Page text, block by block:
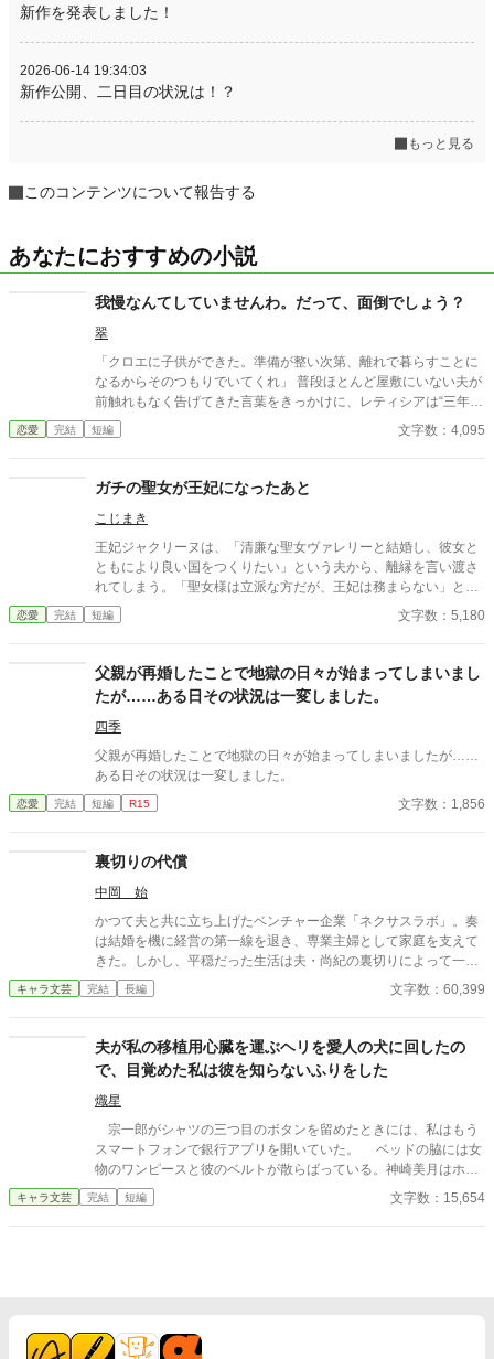
新作を発表しました！
2026-06-14 19:34:03
新作公開、二日目の状況は！？
もっと見る
このコンテンツについて報告する
あなたにおすすめの小説
我慢なんてしていませんわ。だって、面倒でしょう？
翠
「クロエに子供ができた。準備が整い次第、離れで暮らすことに
なるからそのつもりでいてくれ」 普段ほとんど屋敷にいない夫が
前触れもなく告げてきた言葉をきっかけに、レティシアは“三年
間”の契約を終わらせることにした。 赤の他人を屋敷に迎えるこ
とはしない。 不要なものに感情を砕く理由などない。 「だって、
切り捨ててしまいましょう。
恋愛 完結 短編 文字数：4,095
ガチの聖女が王妃になったあと
こじまき
王妃ジャクリーヌは、「清廉な聖女ヴァレリーと結婚し、彼女と
ともにより良い国をつくりたい」という夫から、離縁を言い渡さ
れてしまう。「聖女様は立派な方だが、王妃は務まらない」と二
人を諭すも否定され、廃妃となって隣国の公爵に嫁ぐことに。一
方ジャクリーヌの言葉を否定した国王は、次第に新しい王妃の言
けれども、王妃には向いていなかった。 ※小説家になろうにも投
稿しています。
恋愛 完結 短編 文字数：5,180
父親が再婚したことで地獄の日々が始まってしまいまし
たが……ある日その状況は一変しました。
四季
父親が再婚したことで地獄の日々が始まってしまいましたが……
ある日その状況は一変しました。
恋愛 完結 短編 R15 文字数：1,856
裏切りの代償
中岡 始
かつて夫と共に立ち上げたベンチャー企業「ネクサスラボ」。奏
は結婚を機に経営の第一線を退き、専業主婦として家庭を支えて
きた。しかし、平穏だった生活は夫・尚紀の裏切りによって一変
する。彼の部下であり不倫相手の優美が、会社を混乱に陥れつつ
あったのだ。 尚紀の冷たい態度と優美の挑発に苦しむ中、奏は再
め、かつての仲間や信頼できる協力者たちと連携しながら、会社
を立て直すための計画を進める奏。だが、それは尚紀と優美の野
望を徹底的に打ち砕く覚悟でもあった。 取締役会での対決、揺れ
る社内外の信頼、そして壊れた夫婦の絆の果てに待つのは――。
自分の誇りと未来を取り戻すため、すべてを賭けて挑む奏の闘
い。復讐の果てに見える新たな希望と、繊細な人間ドラマが交錯
する物語がここに。
キャラ文芸 完結 長編 文字数：60,399
夫が私の移植用心臓を運ぶヘリを愛人の犬に回したの
で、目覚めた私は彼を知らないふりをした
熾星
宗一郎がシャツの三つ目のボタンを留めたときには、私はもう
スマートフォンで銀行アプリを開いていた。 ベッドの脇には女
物のワンピースと彼のベルトが散らばっている。神崎美月はホテ
ルのバスローブをまとい、浴室の入り口に立っていた。鎖骨には
意味ありげな赤い痕。まるで私に見せつけるために、そこに立っ
違えた」 その後、同じような「人違い」は二度起きた。 それ
キャラ文芸 完結 短編 文字数：15,654